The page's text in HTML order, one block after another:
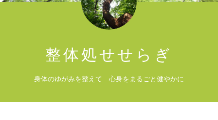
整体処せせらぎ
身体のゆがみを整えて 心身をまるごと健やかに